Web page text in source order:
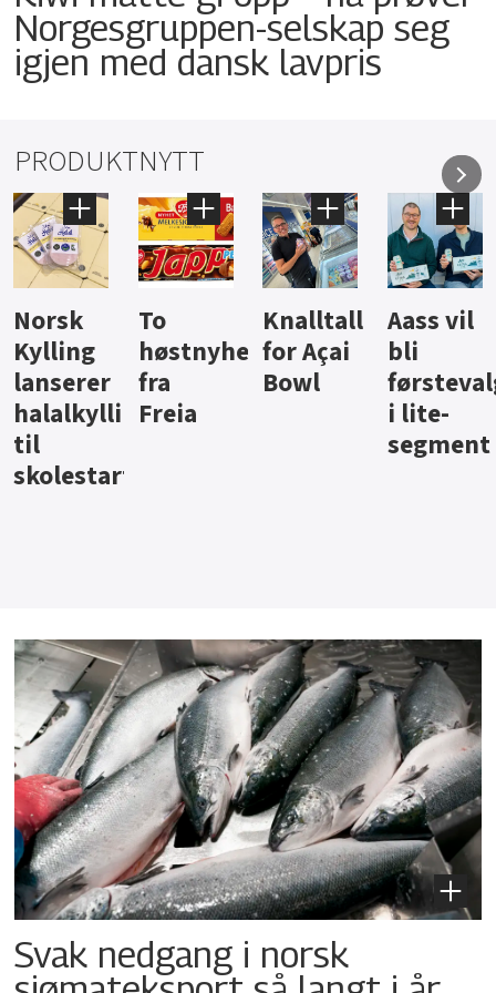
Norgesgruppen-selskap seg
igjen med dansk lavpris
PRODUKTNYTT
Knalltall
for Açai
Bowl
Aass vil
bli
førstevalg
i lite-
Brus og
jus fra
Berentsen
Hard
iste fra
Hansa
Svak nedgang i norsk